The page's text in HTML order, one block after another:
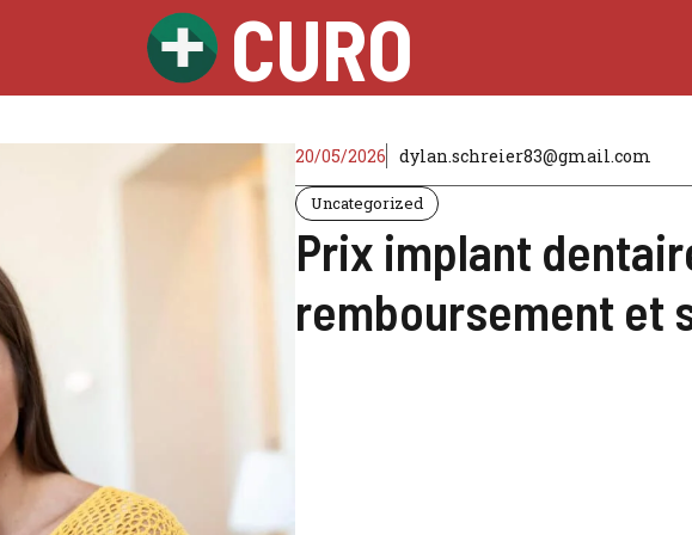
CURO
20/05/2026 dylan.schreier83@gmail.com
Uncategorized
Prix implant
remboursement et